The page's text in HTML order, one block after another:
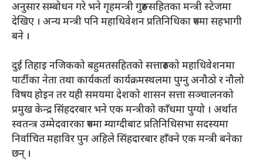
अनुसार सम्बोधन गरे भने गृहमन्त्री गुरुङसहितका मन्त्री स्टेजमा
देखिए । अन्य मन्त्री पनि महाधिवेशन प्रतिनिधिका रुपमा सहभागी
बने ।
दुई तिहाइ नजिकको बहुमतसहितको सत्तारुढको महाधिवेशनमा
पार्टीका नेता तथा कार्यकर्ता कार्यक्रमस्थलमा पुग्नु अनौठो र नौलो
विषय होइन तर यही समयमा देशको शासन सत्ता सञ्चालनको
प्रमुख केन्द्र सिंहदरबार भने एक मन्त्रीको काँधमा पुग्यो । अर्थात
स्वतन्त्र उम्मेदवारका रुपमा म्याग्दीबाट प्रतिनिधिसभा सदस्यमा
निर्वाचित महाविर पुन अहिले सिंहदारबार हाँक्ने एक मन्त्री बनेका
छन् ।